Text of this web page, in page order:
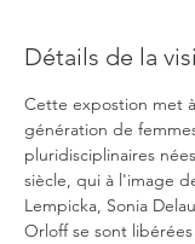
Détails de la
Cette expostion met
génération de
pluridisciplinaires
siècle, qui à l'image
Lempicka, Sonia
Orloff se sont